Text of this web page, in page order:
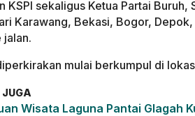
KSPI sekaligus Ketua Partai
Karawang, Bekasi, Bogor,
jalan.
mulai berkumpul di
Wisata Laguna Pantai Glagah